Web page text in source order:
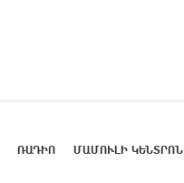
ՌԱԴԻՈ ՄԱՄՈՒԼԻ ԿԵՆՏՐՈՆ